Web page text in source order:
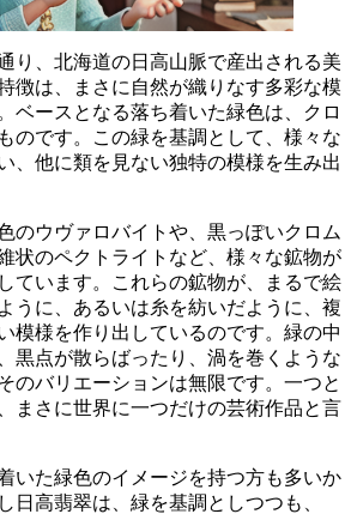
り、北海道の日高山脈で産出される美
徴は、まさに自然が織りなす多彩な模
ベースとなる落ち着いた緑色は、クロ
のです。この緑を基調として、様々な
、他に類を見ない独特の模様を生み出
のウヴァロバイトや、黒っぽいクロム
状のペクトライトなど、様々な鉱物が
ています。これらの鉱物が、まるで絵
うに、あるいは糸を紡いだように、複
模様を作り出しているのです。緑の中
黒点が散らばったり、渦を巻くような
のバリエーションは無限です。 一つと
まさに世界に一つだけの芸術作品と言
いた緑色のイメージを持つ方も多いか
日高翡翠は、 緑を基調としつつも、